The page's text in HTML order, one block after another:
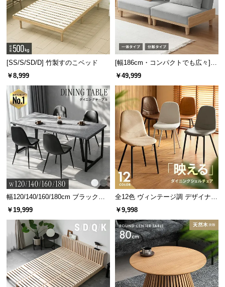
[SS/S/SD/D] 竹製すのこベッド
￥8,999
[幅186cm・コンパクトでも広々] 3
人掛けソファベッド リクライニン
グ 天然木フレーム 北欧
￥49,999
幅120/140/160/180cm ブラックフ
レーム ダイニング 大理石調 4人掛
￥19,999
全12色 ヴィンテージ調 デザイナー
ズシェルチェア
￥9,998